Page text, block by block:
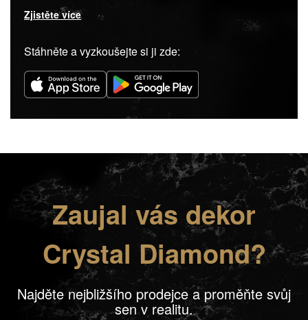
Zjistěte více
Stáhněte a vyzkoušejte si ji zde:
Zaujal vás dekor
Crystal Diamond?
Najděte nejbližšího prodejce a proměňte svůj
sen v realitu.